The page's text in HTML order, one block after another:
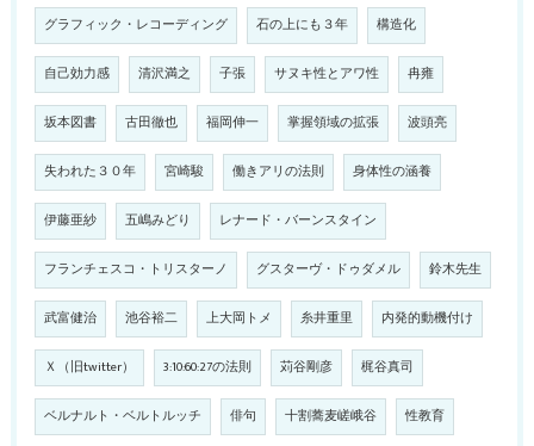
グラフィック・レコーディング 石の上にも３年 構造化
自己効力感 清沢満之 子張 サヌキ性とアワ性 冉雍
坂本図書 古田徹也 福岡伸一 掌握領域の拡張 波頭亮
失われた３０年 宮崎駿 働きアリの法則 身体性の涵養
伊藤亜紗 五嶋みどり レナード・バーンスタイン
フランチェスコ・トリスターノ グスターヴ・ドゥダメル 鈴木先生
武富健治 池谷裕二 上大岡トメ 糸井重里 内発的動機付け
Ｘ（旧twitter） 3:10:60:27の法則 苅谷剛彦 梶谷真司
ベルナルト・ベルトルッチ 俳句 十割蕎麦嵯峨谷 性教育